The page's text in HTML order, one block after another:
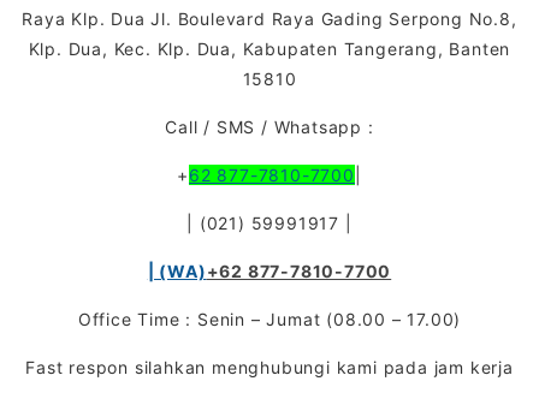
Raya Klp. Dua Jl. Boulevard Raya Gading Serpong No.8,
Klp. Dua, Kec. Klp. Dua, Kabupaten Tangerang, Banten
15810
Call / SMS / Whatsapp :
+62 877-7810-7700
| (021) 59991917 |
| (WA)+62 877-7810-7700
Office Time : Senin – Jumat (08.00 – 17.00)
Fast respon silahkan menghubungi kami pada jam kerja